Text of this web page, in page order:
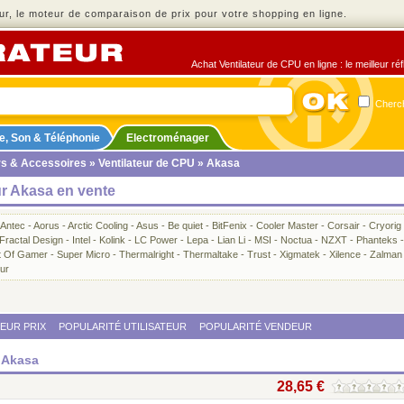
le moteur de comparaison de prix pour votre shopping en ligne.
Achat Ventilateur de CPU en ligne : le meilleur
Son & Téléphonie
Electroménager
& Accessoires » Ventilateur de CPU » Akasa
Akasa en vente
Antec -Aorus -Arctic Cooling -Asus - Be quiet - BitFenix - Cooler Master - Corsair - Cryorig
Fractal Design - Intel - Kolink - LC Power - Lepa - Lian Li - MSI - Noctua - NZXT - Phanteks -
Of Gamer - Super Micro - Thermalright - Thermaltake - Trust - Xigmatek - Xilence - Zalman
PRIX POPULARITÉ UTILISATEUR POPULARITÉ VENDEUR
28,65 €